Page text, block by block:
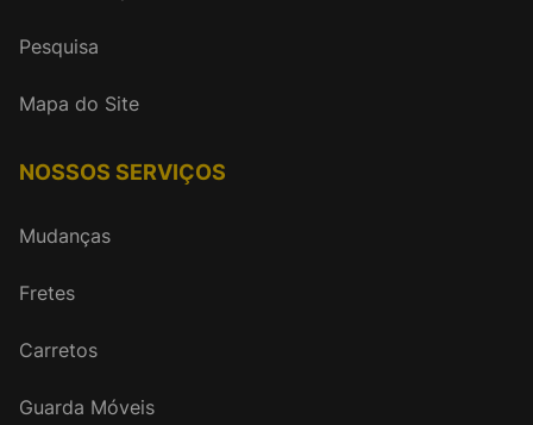
Pesquisa
Mapa do Site
NOSSOS SERVIÇOS
Mudanças
Fretes
Carretos
Guarda Móveis